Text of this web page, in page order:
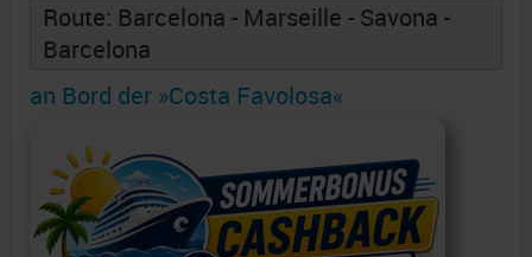
Route: Barcelona - Marseille - Savona -
Barcelona
an Bord der »Costa Favolosa«